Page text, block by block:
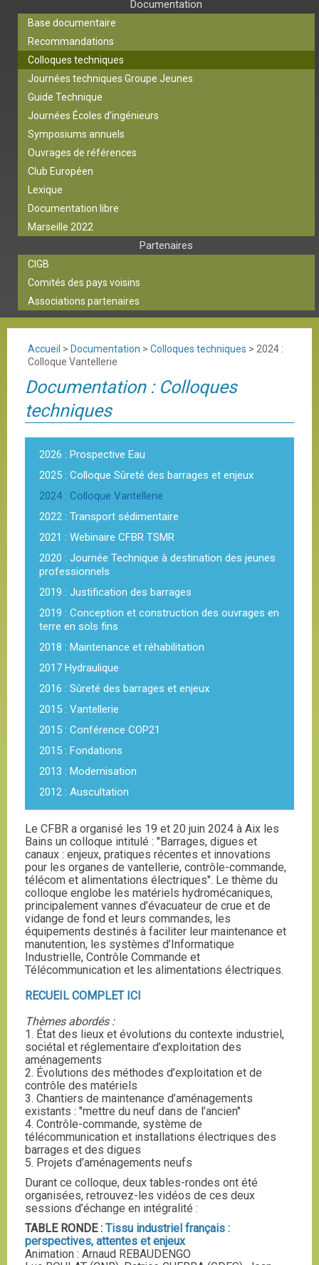
Documentation
Base documentaire
Recommandations
Colloques techniques
Journées techniques Groupe Jeunes
Guide Technique
Journées Écoles d’ingénieurs
Symposiums annuels
Ouvrages de références
Club Européen
Lexique
Documentation libre
Marseille 2022
Partenaires
CIGB
Comités des pays voisins
Associations partenaires
Accueil > Documentation > Colloques techniques > 2024 :
Colloque Vantellerie
Documentation : Colloques
techniques
2026 : Prospective Eau
2025 : Colloque Sûreté des barrages et enjeux
2024 : Colloque Vantellerie
2022 : Transport sédimentaire
2021 : Webinaire CFBR TSMR
2020 : Journée Technique à destination des jeunes
professionnels
2019 : Justification des barrages
2019 : Conception et construction des ouvrages en
terre en sols fins
2018 : Maintenance et réhabilitation
2017 Hydraulique
2016 : Sûreté des barrages et enjeux
2015 : Vantellerie
2015 : Conférence COP21
2015 : Fondations
2013 : Modernisation
2012 : Auscultation
Le CFBR a organisé les 19 et 20 juin 2024 à Aix les
Bains un colloque intitulé : "Barrages, digues et
canaux : enjeux, pratiques récentes et innovations
pour les organes de vantellerie, contrôle-commande,
télécom et alimentations électriques". Le thème du
colloque englobe les matériels hydromécaniques,
principalement vannes d’évacuateur de crue et de
vidange de fond et leurs commandes, les
équipements destinés à faciliter leur maintenance et
manutention, les systèmes d’Informatique
Industrielle, Contrôle Commande et
Télécommunication et les alimentations électriques.
RECUEIL COMPLET ICI
Thèmes abordés :
1. État des lieux et évolutions du contexte industriel,
sociétal et réglementaire d’exploitation des
aménagements
2. Évolutions des méthodes d’exploitation et de
contrôle des matériels
3. Chantiers de maintenance d’aménagements
existants : "mettre du neuf dans de l’ancien"
4. Contrôle-commande, système de
télécommunication et installations électriques des
barrages et des digues
5. Projets d’aménagements neufs
Durant ce colloque, deux tables-rondes ont été
organisées, retrouvez-les vidéos de ces deux
sessions d’échange en intégralité :
TABLE RONDE : Tissu industriel français :
perspectives, attentes et enjeux
Animation : Arnaud REBAUDENGO